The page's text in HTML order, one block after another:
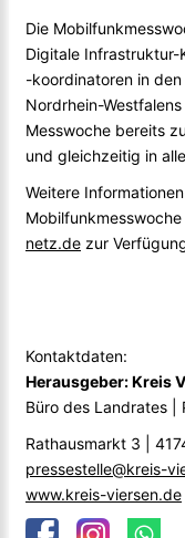
Die
Digitale Infrastruktur-
-koordinatoren in
Nordrhein-
Messwoche bereits
und gleichzeitig in
Weitere
netz.de zur
Kontaktdaten:
Herausgeber: Kreis
Büro des Landrates
Rathausmarkt 3 |
pressestelle@kreis-
www.kreis-viersen.de